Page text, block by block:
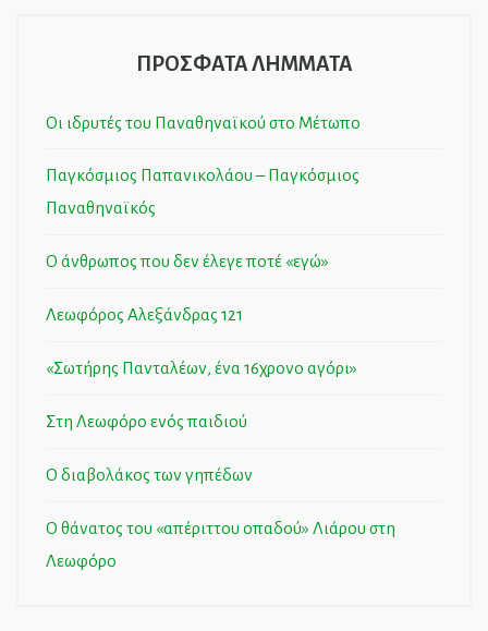
ΠΡΟΣΦΑΤΑ ΛΗΜΜΑΤΑ
Οι ιδρυτές του Παναθηναϊκού στο Μέτωπο
Παγκόσμιος Παπανικολάου – Παγκόσμιος
Παναθηναϊκός
Ο άνθρωπος που δεν έλεγε ποτέ «εγώ»
Λεωφόρος Αλεξάνδρας 121
«Σωτήρης Πανταλέων, ένα 16χρονο αγόρι»
Στη Λεωφόρο ενός παιδιού
Ο διαβολάκος των γηπέδων
Ο θάνατος του «απέριττου οπαδού» Λιάρου στη
Λεωφόρο